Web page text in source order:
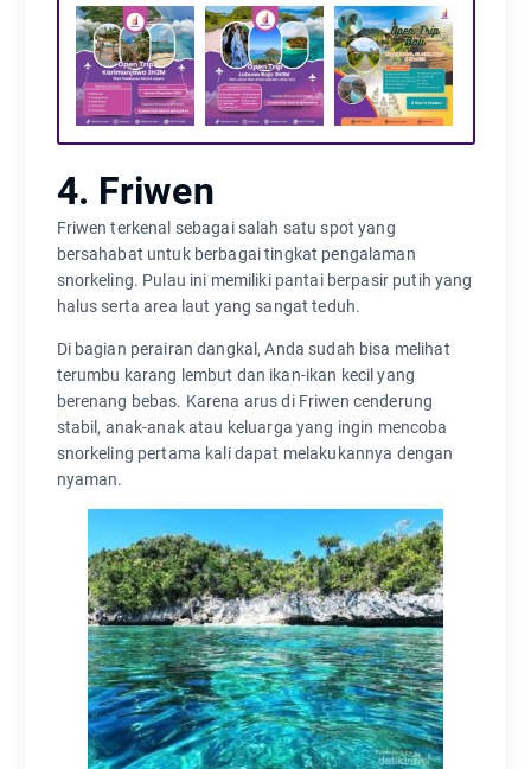
4. Friwen
Friwen terkenal sebagai salah satu spot yang
bersahabat untuk berbagai tingkat pengalaman
snorkeling. Pulau ini memiliki pantai berpasir putih yang
halus serta area laut yang sangat teduh.
Di bagian perairan dangkal, Anda sudah bisa melihat
terumbu karang lembut dan ikan-ikan kecil yang
berenang bebas. Karena arus di Friwen cenderung
stabil, anak-anak atau keluarga yang ingin mencoba
snorkeling pertama kali dapat melakukannya dengan
nyaman.